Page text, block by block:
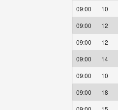
09:00
10
09:00
12
09:00
12
09:00
14
09:00
10
09:00
18